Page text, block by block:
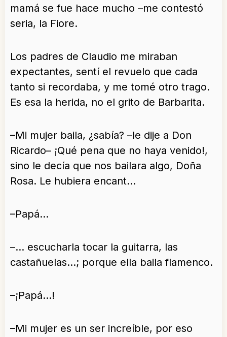
mamá se fue hace mucho –me contestó
seria, la Fiore.
Los padres de Claudio me miraban
expectantes, sentí el revuelo que cada
tanto si recordaba, y me tomé otro trago.
Es esa la herida, no el grito de Barbarita.
–Mi mujer baila, ¿sabía? –le dije a Don
Ricardo– ¡Qué pena que no haya venido!,
sino le decía que nos bailara algo, Doña
Rosa. Le hubiera encant…
–Papá…
–… escucharla tocar la guitarra, las
castañuelas…; porque ella baila flamenco.
–¡Papá…!
–Mi mujer es un ser increíble, por eso